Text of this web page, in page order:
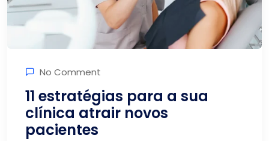
No Comment
11 estratégias para a sua
clínica atrair novos
pacientes